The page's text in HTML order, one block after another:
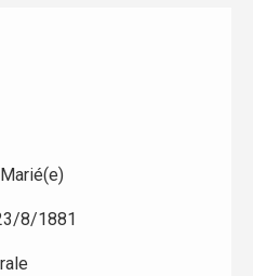
Marié(e)
8/1881